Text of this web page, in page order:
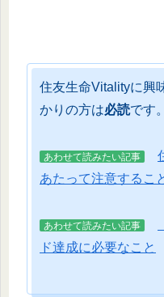
住友生命Vitalityに興
かりの方は必読です。
あわせて読みたい記事
あたって注意するこ
あわせて読みたい記事
ド達成に必要なこと